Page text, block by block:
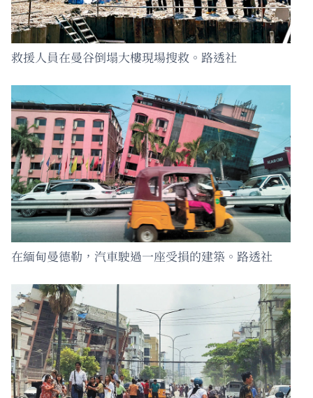
救援人員在曼谷倒塌大樓現場搜救。路透社
在緬甸曼德勒，汽車駛過一座受損的建築。路透社